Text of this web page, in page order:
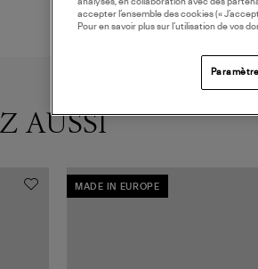
AUSSI
MADE IN EUROPE
analyses, en collaboration avec des
accepter l’ensemble des cookies («
Pour en savoir plus sur l’utilisation de vos